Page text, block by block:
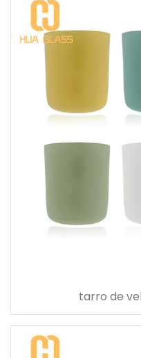
tarro de